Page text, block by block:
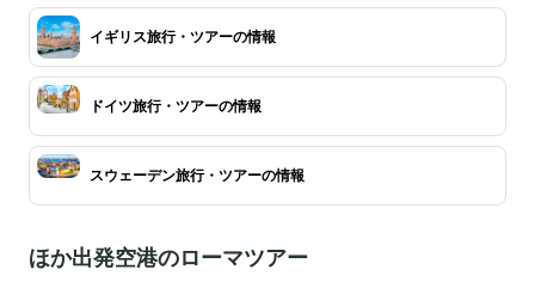
イギリス旅行・ツアーの情報
ドイツ旅行・ツアーの情報
スウェーデン旅行・ツアーの情報
ほか出発空港のローマツアー